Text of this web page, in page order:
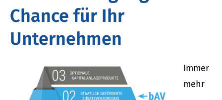
Chance für Ihr
Unternehmen
Immer
mehr